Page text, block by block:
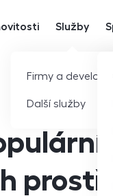
Služby
Firmy a
Další služby